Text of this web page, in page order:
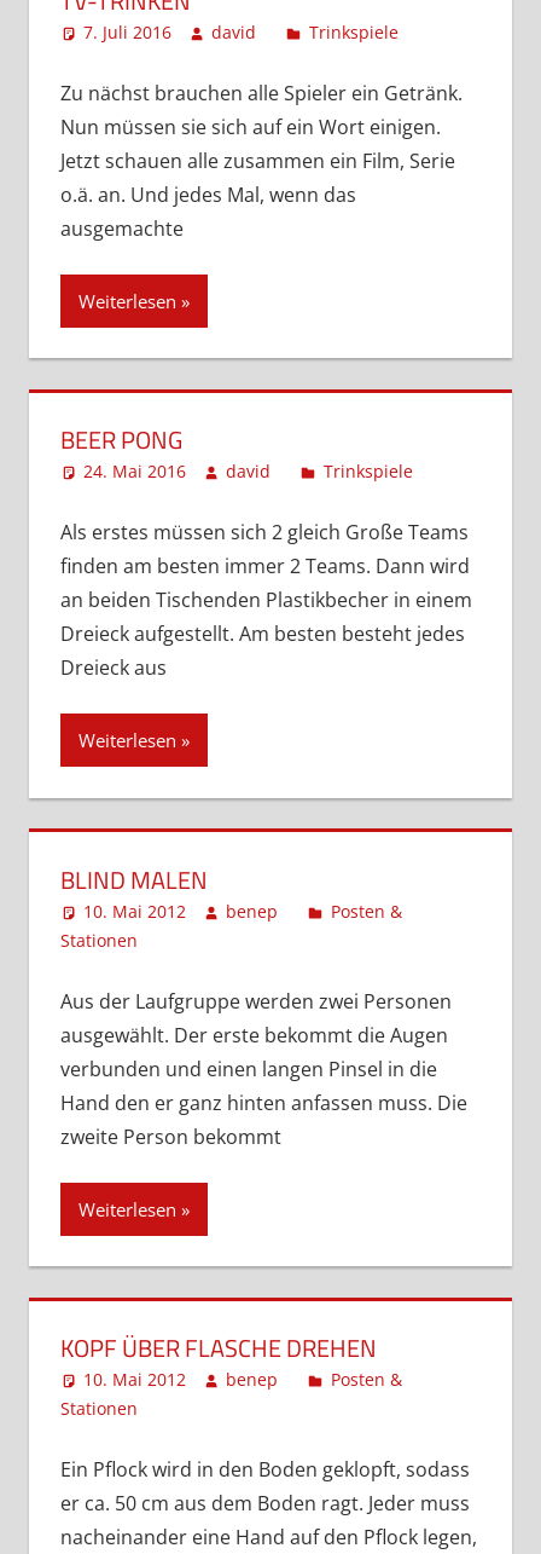
7. Juli 2016 david Trinkspiele
Zu nächst brauchen alle Spieler ein Getränk.
Nun müssen sie sich auf ein Wort einigen.
Jetzt schauen alle zusammen ein Film, Serie
o.ä. an. Und jedes Mal, wenn das
ausgemachte
Weiterlesen
BEER PONG
24. Mai 2016 david
Trinkspiele
hinterlassen
Als erstes müssen sich 2 gleich Große Teams
finden am besten immer 2 Teams. Dann wird
an beiden Tischenden Plastikbecher in einem
Dreieck aufgestellt. Am besten besteht jedes
Dreieck aus
Weiterlesen
BLIND MALEN
10. Mai 2012 benep
Posten &
Stationen
Aus der Laufgruppe werden zwei Personen
ausgewählt. Der erste bekommt die Augen
verbunden und einen langen Pinsel in die
Hand den er ganz hinten anfassen muss. Die
zweite Person bekommt
Weiterlesen
KOPF ÜBER FLASCHE DREHEN
10. Mai 2012 benep
Posten &
Stationen
Ein Pflock wird in den Boden geklopft, sodass
er ca. 50 cm aus dem Boden ragt. Jeder muss
nacheinander eine Hand auf den Pflock legen,